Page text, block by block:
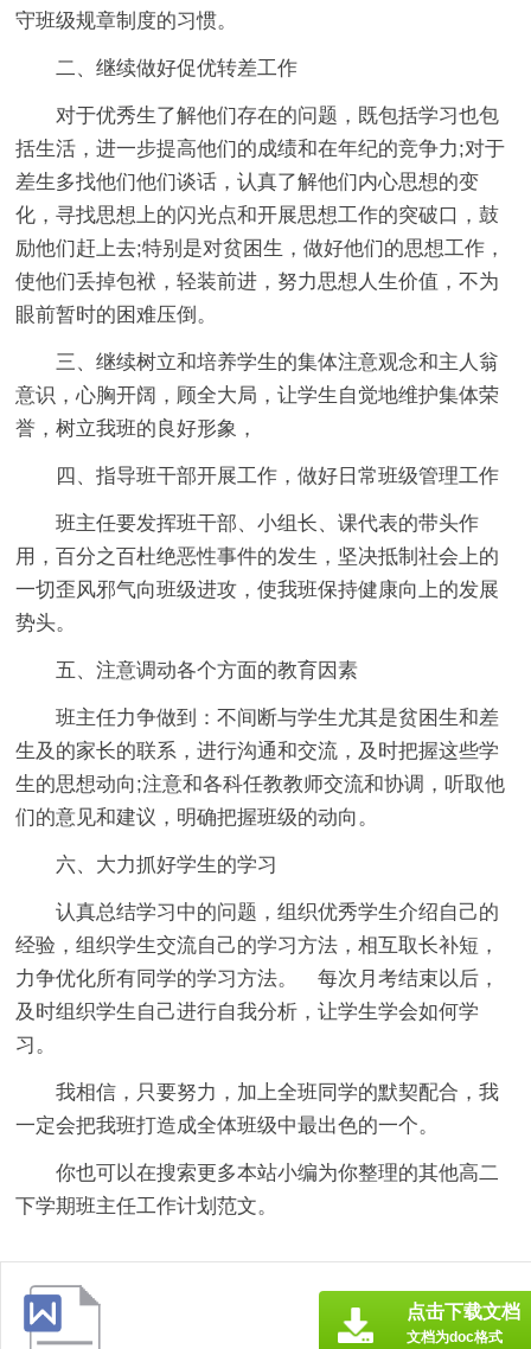
守班级规章制度的习惯。
二、继续做好促优转差工作
对于优秀生了解他们存在的问题，既包括学习也包
括生活，进一步提高他们的成绩和在年纪的竞争力;对于
差生多找他们他们谈话，认真了解他们内心思想的变
化，寻找思想上的闪光点和开展思想工作的突破口，鼓
励他们赶上去;特别是对贫困生，做好他们的思想工作，
使他们丢掉包袱，轻装前进，努力思想人生价值，不为
眼前暂时的困难压倒。
三、继续树立和培养学生的集体注意观念和主人翁
意识，心胸开阔，顾全大局，让学生自觉地维护集体荣
誉，树立我班的良好形象，
四、指导班干部开展工作，做好日常班级管理工作
班主任要发挥班干部、小组长、课代表的带头作
用，百分之百杜绝恶性事件的发生，坚决抵制社会上的
一切歪风邪气向班级进攻，使我班保持健康向上的发展
势头。
五、注意调动各个方面的教育因素
班主任力争做到：不间断与学生尤其是贫困生和差
生及的家长的联系，进行沟通和交流，及时把握这些学
生的思想动向;注意和各科任教教师交流和协调，听取他
们的意见和建议，明确把握班级的动向。
六、大力抓好学生的学习
认真总结学习中的问题，组织优秀学生介绍自己的
经验，组织学生交流自己的学习方法，相互取长补短，
力争优化所有同学的学习方法。 每次月考结束以后，
及时组织学生自己进行自我分析，让学生学会如何学
习。
我相信，只要努力，加上全班同学的默契配合，我
一定会把我班打造成全体班级中最出色的一个。
你也可以在搜索更多本站小编为你整理的其他高二
下学期班主任工作计划范文。
点击下载文档
文档为doc格式